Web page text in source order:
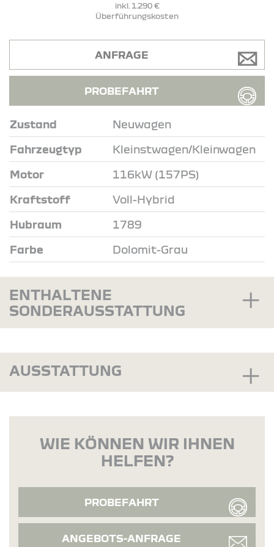
inkl. 1.290 €
Überführungskosten
Zustand Neuwagen
Fahrzeugtyp Kleinstwagen/Kleinwagen
Motor 116kW (157PS)
Kraftstoff Voll-Hybrid
Hubraum 1789
Farbe Dolomit-Grau
ANFRAGE
PROBEFAHRT
ENTHALTENE
SONDERAUSSTATTUNG
AUSSTATTUNG
WIE KÖNNEN WIR IHNEN
HELFEN?
PROBEFAHRT
ANGEBOTS-ANFRAGE